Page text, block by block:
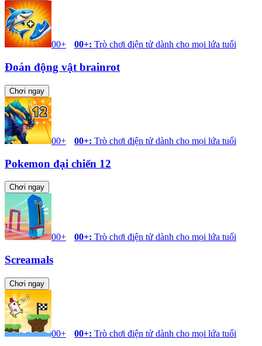
00+ 00+: Trò chơi điện tử dành cho mọi lứa tuổi
Đoán động vật brainrot
Chơi ngay
00+ 00+: Trò chơi điện tử dành cho mọi lứa tuổi
Pokemon đại chiến 12
Chơi ngay
00+ 00+: Trò chơi điện tử dành cho mọi lứa tuổi
Screamals
Chơi ngay
00+ 00+: Trò chơi điện tử dành cho mọi lứa tuổi